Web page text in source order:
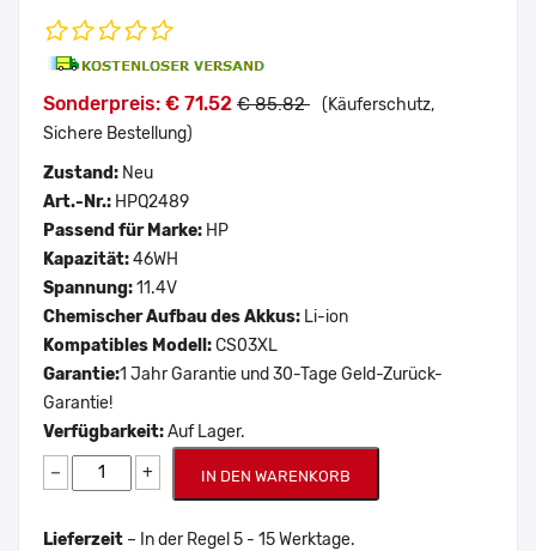
Sonderpreis: € 71.52 € 85.82 (Käuferschutz,
Sichere Bestellung)
Zustand: Neu
Art.-Nr.: HPQ2489
Passend für Marke: HP
Kapazität:46WH
Spannung:11.4V
Chemischer Aufbau des Akkus: Li-ion
Kompatibles Modell:CS03XL
Garantie:1 Jahr Garantie und 30-Tage Geld-Zurück-
Garantie!
Verfügbarkeit:Auf Lager.
− + IN DEN WARENKORB
Lieferzeit – In der Regel 5 - 15 Werktage.